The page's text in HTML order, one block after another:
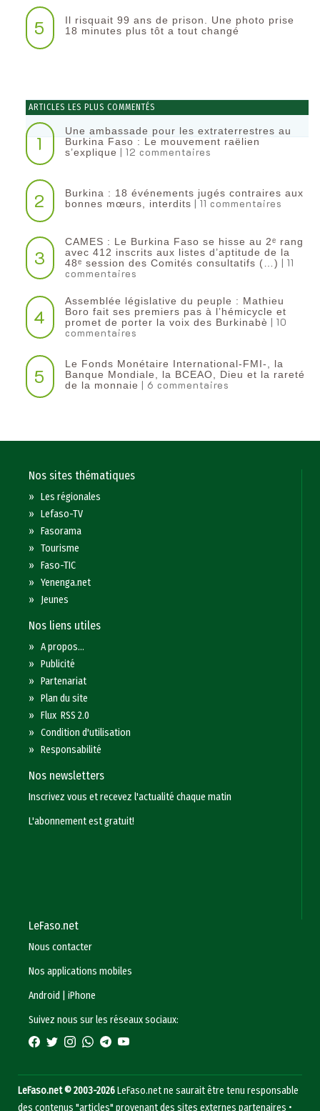
5
Il risquait 99 ans de prison. Une photo prise
18 minutes plus tôt a tout changé
ARTICLES LES PLUS COMMENTÉS
1
Une ambassade pour les extraterrestres au
Burkina Faso : Le mouvement raëlien
s’explique | 12 commentaires
2
Burkina : 18 événements jugés contraires aux
bonnes mœurs, interdits | 11 commentaires
3
CAMES : Le Burkina Faso se hisse au 2ᵉ rang
avec 412 inscrits aux listes d’aptitude de la
48ᵉ session des Comités consultatifs (…) | 11
commentaires
4
Assemblée législative du peuple : Mathieu
Boro fait ses premiers pas à l’hémicycle et
promet de porter la voix des Burkinabè | 10
commentaires
5
Le Fonds Monétaire International-FMI-, la
Banque Mondiale, la BCEAO, Dieu et la rareté
de la monnaie | 6 commentaires
Nos sites thématiques
»Les régionales
»Lefaso-TV
»Fasorama
»Tourisme
»Faso-TIC
»Yenenga.net
» Jeunes
Nos liens utiles
»A propos...
»Publicité
»Partenariat
»Plan du site
»Flux RSS 2.0
»Condition d'utilisation
»Responsabilité
Nos newsletters
Inscrivez vous et recevez l'actualité chaque matin
L'abonnement est gratuit!
LeFaso.net
Nous contacter
Nos applications mobiles
Android
|iPhone
Suivez nous sur les réseaux sociaux:
LeFaso.net © 2003-2026LeFaso.net ne saurait être tenu responsable
des contenus "articles" provenant des sites externes partenaires •